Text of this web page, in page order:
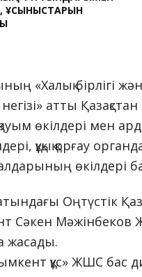
ҰСЫНЫСТАРЫН
«Халық бірлігі
атты
өкілдері мен
құқық қорғау
өкілдері
Оңтүстік
Сәкен Мәжінбеков
жасады.
құс» ЖШС бас